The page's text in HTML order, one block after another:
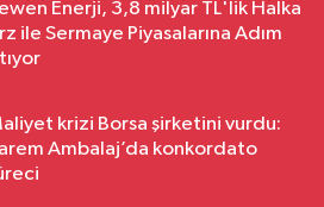
Enerji, 3,8 milyar TL'lik Halka
ile Sermaye Piyasalarına Adım
krizi Borsa şirketini vurdu:
Ambalaj’da konkordato